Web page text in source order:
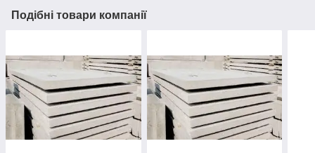
Подібні товари компанії